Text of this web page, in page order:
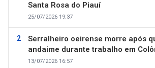
Santa Rosa do Piauí
25/07/2026 19:37
Serralheiro oeirense morre após
andaime durante trabalho em
13/07/2026 16:57